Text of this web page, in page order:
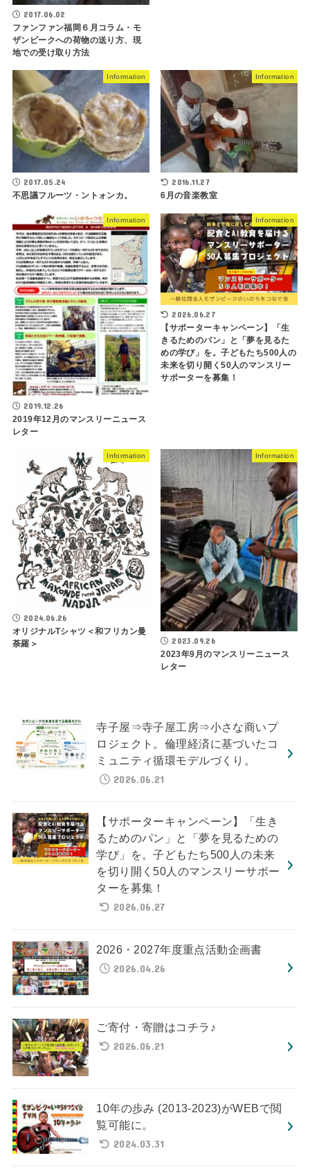
2017.06.02
ファンファン福岡６月コラム・モ
ザンビークへの荷物の送り方、現
地での受け取り方法
Information
2017.05.24
不思議フルーツ・ントォンカ。
Information
2016.11.27
6月の音楽教室
Information
2019.12.26
2019年12月のマンスリーニュース
レター
Information
2026.06.27
【サポーターキャンペーン】「生
きるためのパン」と「夢を見るた
めの学び」を。子どもたち500人の
未来を切り開く50人のマンスリー
サポーターを募集！
Information
2024.06.26
オリジナルTシャツ＜和フリカン曼
荼羅＞
Information
2023.09.26
2023年9月のマンスリーニュース
レター
寺子屋⇒寺子屋工房⇒小さな商いプ
ロジェクト。倫理経済に基づいたコ
ミュニティ循環モデルづくり。
2026.06.21
【サポーターキャンペーン】「生き
るためのパン」と「夢を見るための
学び」を。子どもたち500人の未来
を切り開く50人のマンスリーサポー
ターを募集！
2026.06.27
2026・2027年度重点活動企画書
2026.04.26
ご寄付・寄贈はコチラ♪
2026.06.21
10年の歩み (2013-2023)がWEBで閲
覧可能に。
2024.03.31